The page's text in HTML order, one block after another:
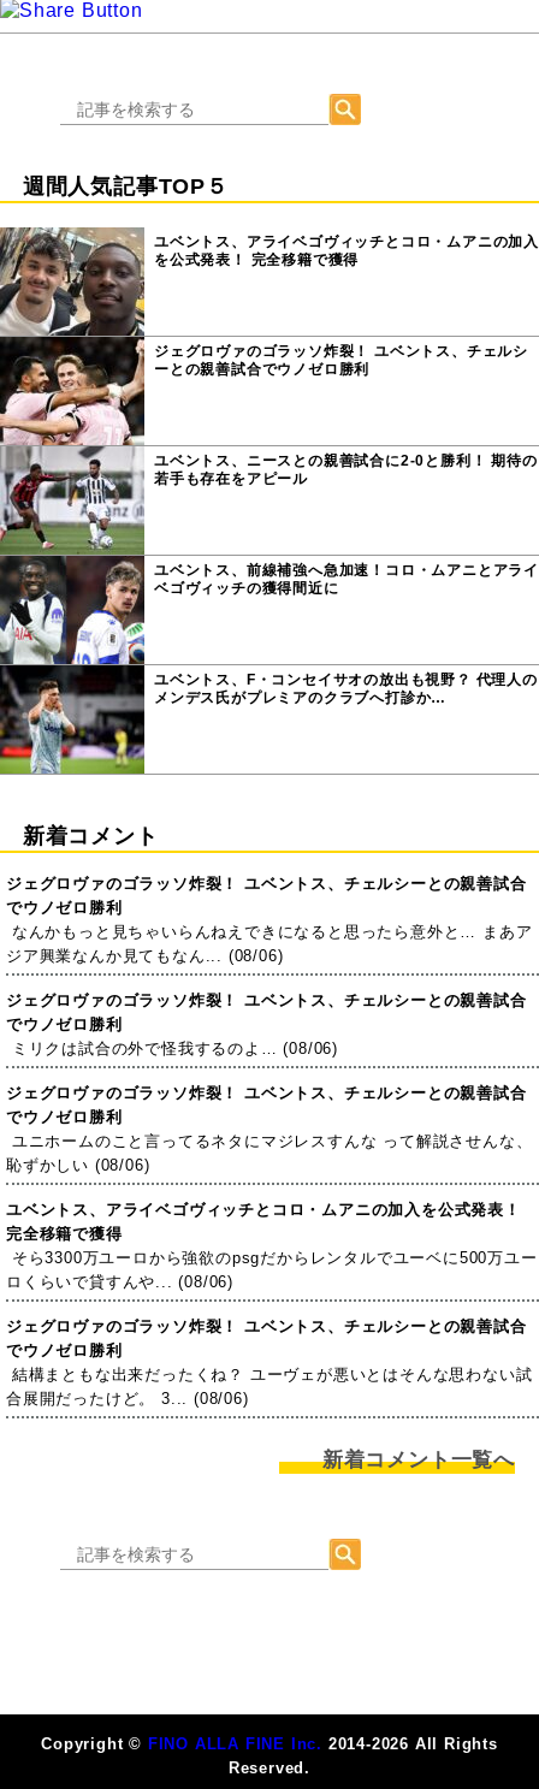
週間人気記事TOP５
ユベントス、アライベゴヴィッチとコロ・ムアニの加入
を公式発表！ 完全移籍で獲得
ジェグロヴァのゴラッソ炸裂！ ユベントス、チェルシ
ーとの親善試合でウノゼロ勝利
ユベントス、ニースとの親善試合に2-0と勝利！ 期待の
若手も存在をアピール
ユベントス、前線補強へ急加速！コロ・ムアニとアライ
ベゴヴィッチの獲得間近に
ユベントス、F・コンセイサオの放出も視野？ 代理人の
メンデス氏がプレミアのクラブへ打診か…
新着コメント
ジェグロヴァのゴラッソ炸裂！ ユベントス、チェルシーとの親善試合
でウノゼロ勝利
なんかもっと見ちゃいらんねえできになると思ったら意外と… まあア
ジア興業なんか見てもなん... (08/06)
ジェグロヴァのゴラッソ炸裂！ ユベントス、チェルシーとの親善試合
でウノゼロ勝利
ミリクは試合の外で怪我するのよ… (08/06)
ジェグロヴァのゴラッソ炸裂！ ユベントス、チェルシーとの親善試合
でウノゼロ勝利
ユニホームのこと言ってるネタにマジレスすんな って解説させんな、
恥ずかしい (08/06)
ユベントス、アライベゴヴィッチとコロ・ムアニの加入を公式発表！
完全移籍で獲得
そら3300万ユーロから強欲のpsgだからレンタルでユーベに500万ユー
ロくらいで貸すんや... (08/06)
ジェグロヴァのゴラッソ炸裂！ ユベントス、チェルシーとの親善試合
でウノゼロ勝利
結構まともな出来だったくね？ ユーヴェが悪いとはそんな思わない試
合展開だったけど。 3... (08/06)
新着コメント一覧へ
Copyright © FINO ALLA FINE Inc. 2014-2026 All Rights
Reserved.